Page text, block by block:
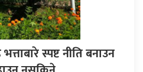
स्पष्ट नीति बनाउन